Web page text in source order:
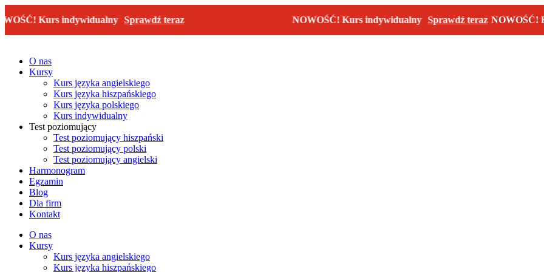
doKurs indywidualny Sprawdź teraz NOWOŚĆ! Kurs indywidualny Sprawdź teraz NOWOŚĆ! Kurs
O nas
Kursy
Kurs języka angielskiego
Kurs języka hiszpańskiego
Kurs języka polskiego
Kurs indywidualny
Test poziomujący
Test poziomujący hiszpański
Test poziomujący polski
Test poziomujący angielski
Harmonogram
Egzamin
Blog
Dla firm
Kontakt
O nas
Kursy
Kurs języka angielskiego
Kurs języka hiszpańskiego